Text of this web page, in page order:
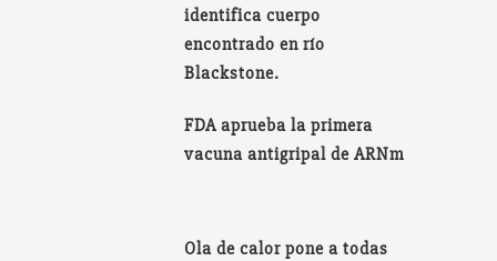
identifica cuerpo
encontrado en río
Blackstone.
FDA aprueba la primera
vacuna antigripal de ARNm
Ola de calor pone a todas